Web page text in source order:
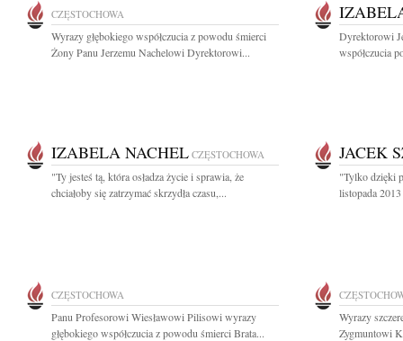
CZĘSTOCHOWA
Wyrazy głębokiego współczucia z powodu śmierci
Żony Panu Jerzemu Nachelowi Dyrektorowi...
Dyrektorowi
współczucia
IZABELA NACHEL CZĘSTOCHOWA
"Ty jesteś tą, która osładza życie i sprawia, że
chciałoby się zatrzymać skrzydła czasu,...
JACEK
"Tylko dzięki
listopada
CZĘSTOCHOWA
Panu Profesorowi Wiesławowi Pilisowi wyrazy
głębokiego współczucia z powodu śmierci Brata...
Wyrazy
Zygmuntowi